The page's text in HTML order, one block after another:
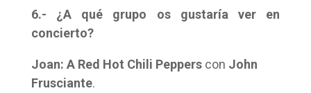
6.- ¿A qué grupo os gustaría ver en
concierto?
Joan: A Red Hot Chili Pepperscon John
Frusciante.